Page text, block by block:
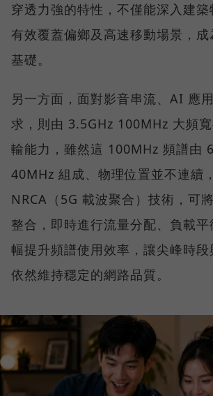
穿透力強的特性，不僅能深入建
有效覆蓋偏鄉及高速移動場景，
基礎。
另一方面，面對影音串流、AI 應
求，則由 3.5GHz 100MHz 大頻
輸能力，雖然這 100MHz 頻譜由
40MHz 組成、物理位置並不連續
NRCA（5G 載波聚合）技術，可
整合，即時進行流量分配、負載
幅提升頻譜使用效率，讓尖峰時
依然維持穩定的網路品質。